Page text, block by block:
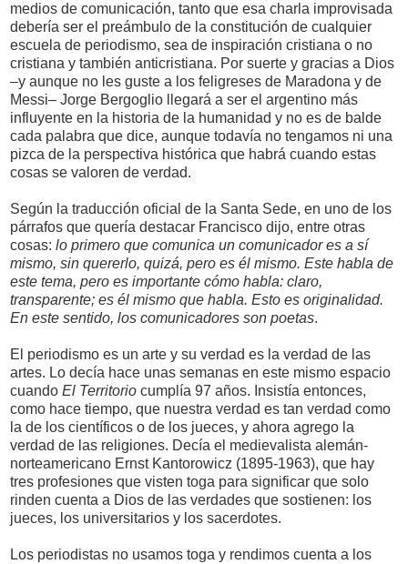
medios de comunicación, tanto que esa charla improvisada
debería ser el preámbulo de la constitución de cualquier
escuela de periodismo, sea de inspiración cristiana o no
cristiana y también anticristiana. Por suerte y gracias a Dios
–y aunque no les guste a los feligreses de Maradona y de
Messi– Jorge Bergoglio llegará a ser el argentino más
influyente en la historia de la humanidad y no es de balde
cada palabra que dice, aunque todavía no tengamos ni una
pizca de la perspectiva histórica que habrá cuando estas
cosas se valoren de verdad.
Según la traducción oficial de la Santa Sede, en uno de los
párrafos que quería destacar Francisco dijo, entre otras
cosas: lo primero que comunica un comunicador es a sí
mismo, sin quererlo, quizá, pero es él mismo. Este habla de
este tema, pero es importante cómo habla: claro,
transparente; es él mismo que habla. Esto es originalidad.
En este sentido, los comunicadores son poetas.
El periodismo es un arte y su verdad es la verdad de las
artes. Lo decía hace unas semanas en este mismo espacio
cuando El Territorio cumplía 97 años. Insistía entonces,
como hace tiempo, que nuestra verdad es tan verdad como
la de los científicos o de los jueces, y ahora agrego la
verdad de las religiones. Decía el medievalista alemán-
norteamericano Ernst Kantorowicz (1895-1963), que hay
tres profesiones que visten toga para significar que solo
rinden cuenta a Dios de las verdades que sostienen: los
jueces, los universitarios y los sacerdotes.
Los periodistas no usamos toga y rendimos cuenta a los